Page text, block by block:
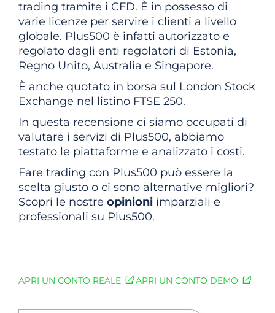
trading tramite i CFD. È in possesso di
varie licenze per servire i clienti a livello
globale. Plus500 è infatti autorizzato e
regolato dagli enti regolatori di Estonia,
Regno Unito, Australia e Singapore.
È anche quotato in borsa sul London Stock
Exchange nel listino FTSE 250.
In questa recensione ci siamo occupati di
valutare i servizi di Plus500, abbiamo
testato le piattaforme e analizzato i costi.
Fare trading con Plus500 può essere la
scelta giusto o ci sono alternative migliori?
Scopri le nostre opinioni imparziali e
professionali su Plus500.
APRI UN CONTO REALE APRI UN CONTO DEMO